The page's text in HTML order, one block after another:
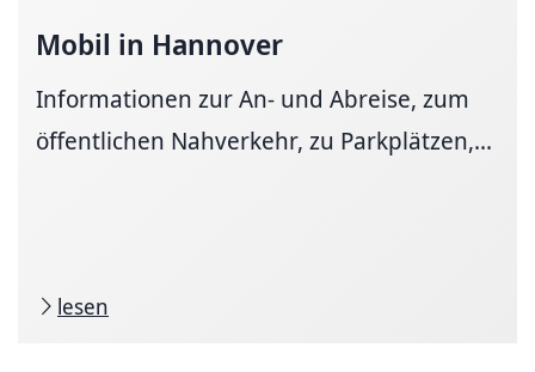
Mobil in Hannover
Informationen zur An- und Ab­reise, zum
öffent­li­chen Nah­ver­kehr, zu Park­plätzen,...
lesen